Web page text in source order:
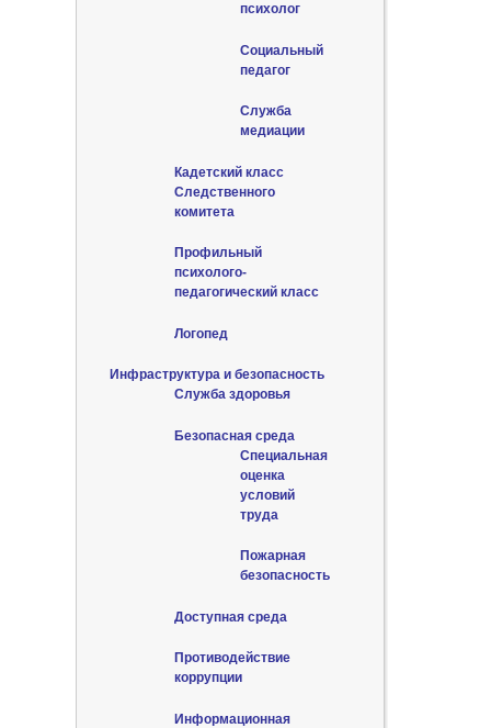
психолог
Социальный
педагог
Служба
медиации
Кадетский класс
Следственного
комитета
Профильный
психолого-
педагогический класс
Логопед
Инфраструктура и безопасность
Служба здоровья
Безопасная среда
Специальная
оценка
условий
труда
Пожарная
безопасность
Доступная среда
Противодействие
коррупции
Информационная